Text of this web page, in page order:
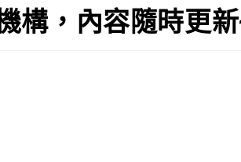
構，內容隨時更